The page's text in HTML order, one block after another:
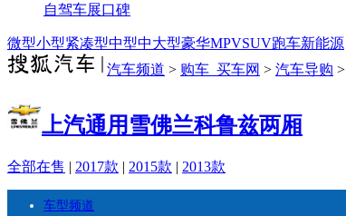
自驾车展口碑
微型小型紧凑型中型中大型豪华MPVSUV跑车新能源
汽车频道 > 购车_买车网 > 汽车导购 >
上汽通用雪佛兰科鲁兹两厢
全部在售 | 2017款 | 2015款 | 2013款
车型频道